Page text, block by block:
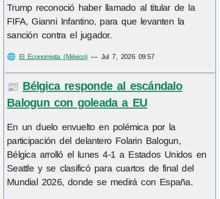
Trump reconoció haber llamado al titular de la
FIFA, Gianni Infantino, para que levanten la
sanción contra el jugador.
🌐 El Economista (México) — Jul 7, 2026 09:57
📰 Bélgica responde al escándalo
Balogun con goleada a EU
En un duelo envuelto en polémica por la
participación del delantero Folarin Balogun,
Bélgica arrolló el lunes 4-1 a Estados Unidos en
Seattle y se clasificó para cuartos de final del
Mundial 2026, donde se medirá con España.